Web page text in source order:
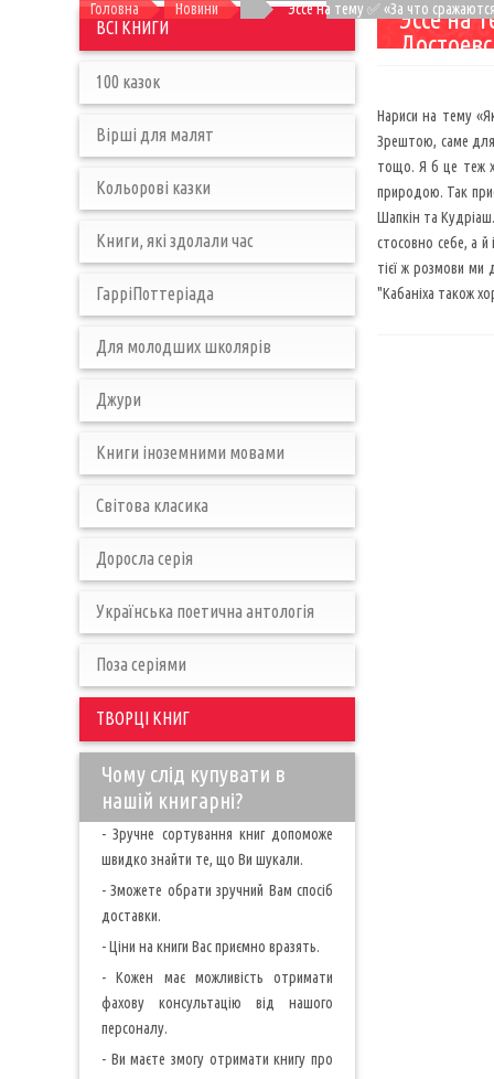
Головна Новини Эссе на тему ✅ «За чтоЭссе на
Нариси на тему
Зрештою, саме для
тощо. Я б це теж
природою. Так
Шапкін та
стосовно себе, а й
тієї ж розмови ми
"Кабаніха також
ВСІ КНИГИ
100 казок
Вірші для малят
Кольорові казки
Книги, які здолали час
ГарріПоттеріада
Для молодших школярів
Джури
Книги іноземними мовами
Світова класика
Доросла серія
Українська поетична антологія
Поза серіями
ТВОРЦІ КНИГ
Чому слід купувати в
нашій книгарні?
- Зручне сортування книг допоможе
швидко знайти те, що Ви шукали.
- Зможете обрати зручний Вам спосіб
доставки.
- Ціни на книги Вас приємно вразять.
- Кожен має можливість отримати
фахову консультацію від нашого
персоналу.
- Ви маєте змогу отримати книгу про